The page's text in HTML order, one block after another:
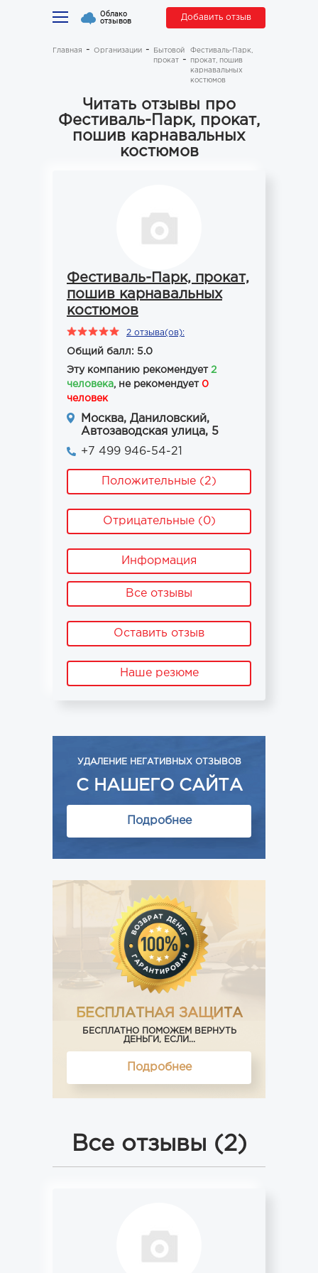
Облако
отзывов Добавить отзыв
Главная Организации
Бытовой
прокат
Фестиваль-Парк,
прокат, пошив
карнавальных
костюмов
Читать отзывы про
Фестиваль-Парк, прокат,
пошив карнавальных
костюмов
Фестиваль-Парк, прокат,
пошив карнавальных
костюмов
2 отзыва(ов):
Общий балл: 5.0
Эту компанию рекомендует 2
человека, не рекомендует 0
человек
Москва, Даниловский,
Автозаводская улица, 5
+7 499 946-54-21
Положительные (2)
Отрицательные (0)
Информация
Все отзывы
Оставить отзыв
Наше резюме
УДАЛЕНИЕ НЕГАТИВНЫХ ОТЗЫВОВ
С НАШЕГО САЙТА
Подробнее
БЕСПЛАТНАЯ ЗАЩИТА
БЕСПЛАТНО ПОМОЖЕМ ВЕРНУТЬ
ДЕНЬГИ, ЕСЛИ...
Подробнее
Все отзывы (2)